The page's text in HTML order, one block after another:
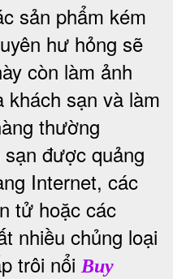
sản phẩm kém
hư hỏng sẽ
còn làm ảnh
sạn và làm
thường
được quảng
Internet, các
tử hoặc các
nhiều chủng loại
trôi nổi Buy